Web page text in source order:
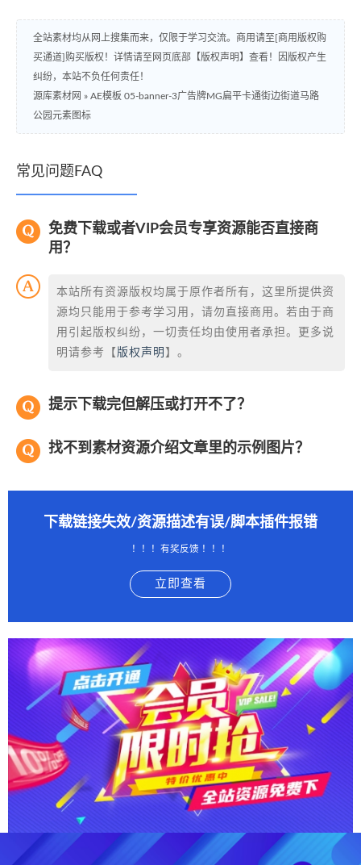
全站素材均从网上搜集而来，仅限于学习交流。商用请至[商用版权购
买通道]购买版权！详情请至网页底部【版权声明】查看！因版权产生
纠纷，本站不负任何责任！
源库素材网 » AE模板 05-banner-3广告牌MG扁平卡通街边街道马路
公园元素图标
常见问题FAQ
免费下载或者VIP会员专享资源能否直接商
用？
本站所有资源版权均属于原作者所有，这里所提供资
源均只能用于参考学习用，请勿直接商用。若由于商
用引起版权纠纷，一切责任均由使用者承担。更多说
明请参考【 版权声明 】。
提示下载完但解压或打开不了？
找不到素材资源介绍文章里的示例图片？
下载链接失效/资源描述有误/脚本插件报错
！！！有奖反馈 ！！！
立即查看